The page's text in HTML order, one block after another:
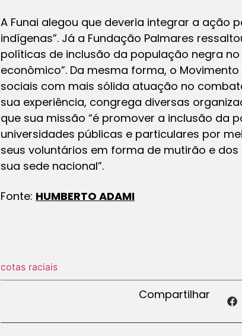
A Funai alegou que deveria integrar a ação
indígenas”. Já a Fundação Palmares
políticas de inclusão da população negra
econômico”. Da mesma forma, o
sociais com mais sólida atuação no
sua experiência, congrega diversas
que sua missão “é promover a inclusão da
universidades públicas e particulares por
seus voluntários em forma de mutirão e
sua sede nacional”.
Fonte: HUMBERTO ADAMI
cotas raciais
Compartilhar